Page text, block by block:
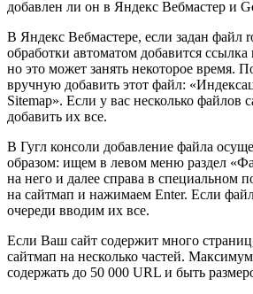
добавлен ли он в Яндекс Вебмастер и
В Яндекс Вебмастере, если задан файл
обработки автоматом добавится
но это может занять некоторое время.
вручную добавить этот файл:
Sitemap». Если у вас несколько файлов
добавить их все.
В Гугл консоли добавление файла
образом: ищем в левом меню раздел
на него и далее справа в специальном
на сайтмап и нажимаем Enter. Если
очереди вводим их все.
Если Ваш сайт содержит много
сайтмап на несколько частей.
содержать до 50 000 URL и быть